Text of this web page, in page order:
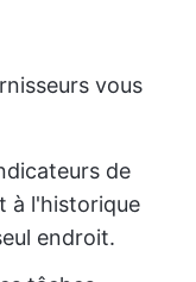
vous
de
à l'historique
endroit.